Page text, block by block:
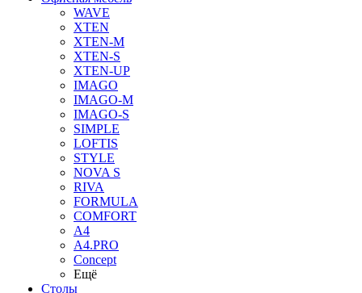
WAVE
XTEN
XTEN-M
XTEN-S
XTEN-UP
IMAGO
IMAGO-M
IMAGO-S
SIMPLE
LOFTIS
STYLE
NOVA S
RIVA
FORMULA
COMFORT
A4
A4.PRO
Concept
Ещё
Столы